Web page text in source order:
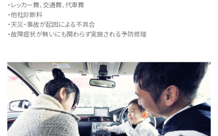
・レッカー費、交通費、代車費
・他社診断料
・天災・事故が起因による不具合
・故障症状が無いにも関わらず実施される予防修理